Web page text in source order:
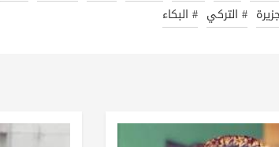
# التركي # البكاء